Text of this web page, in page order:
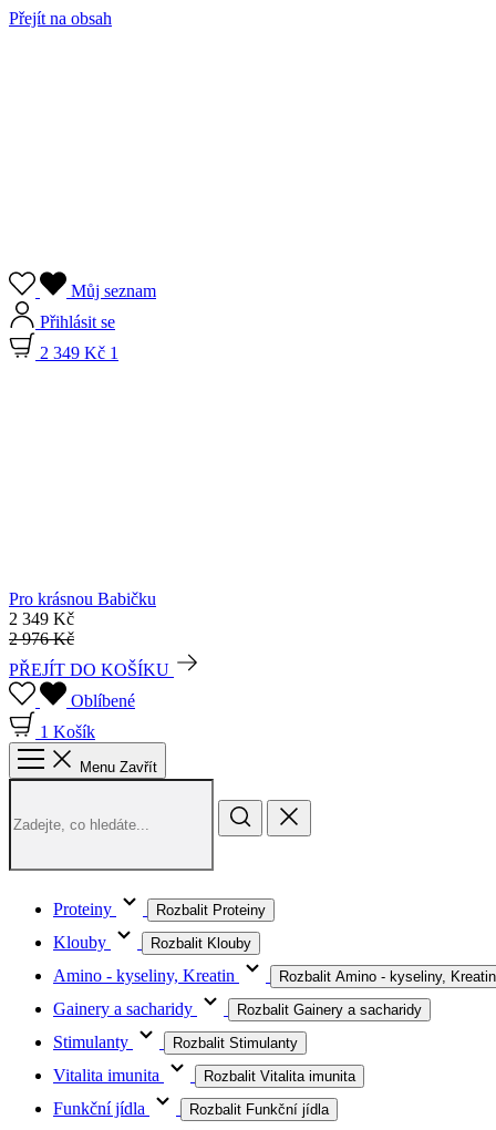
Přejít na obsah
Můj seznam
Přihlásit se
2 349 Kč 1
Pro krásnou Babičku
2 349 Kč
2 976 Kč
PŘEJÍT DO KOŠÍKU
Oblíbené
1 Košík
Menu Zavřít
Proteiny Rozbalit Proteiny
Klouby Rozbalit Klouby
Amino - kyseliny, Kreatin Rozbalit Amino - kyseliny, Kreatin
Gainery a sacharidy Rozbalit Gainery a sacharidy
Stimulanty Rozbalit Stimulanty
Vitalita imunita Rozbalit Vitalita imunita
Funkční jídla Rozbalit Funkční jídla